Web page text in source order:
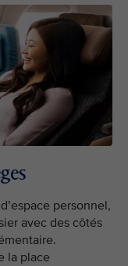
personnel,
avec des côtés
la place